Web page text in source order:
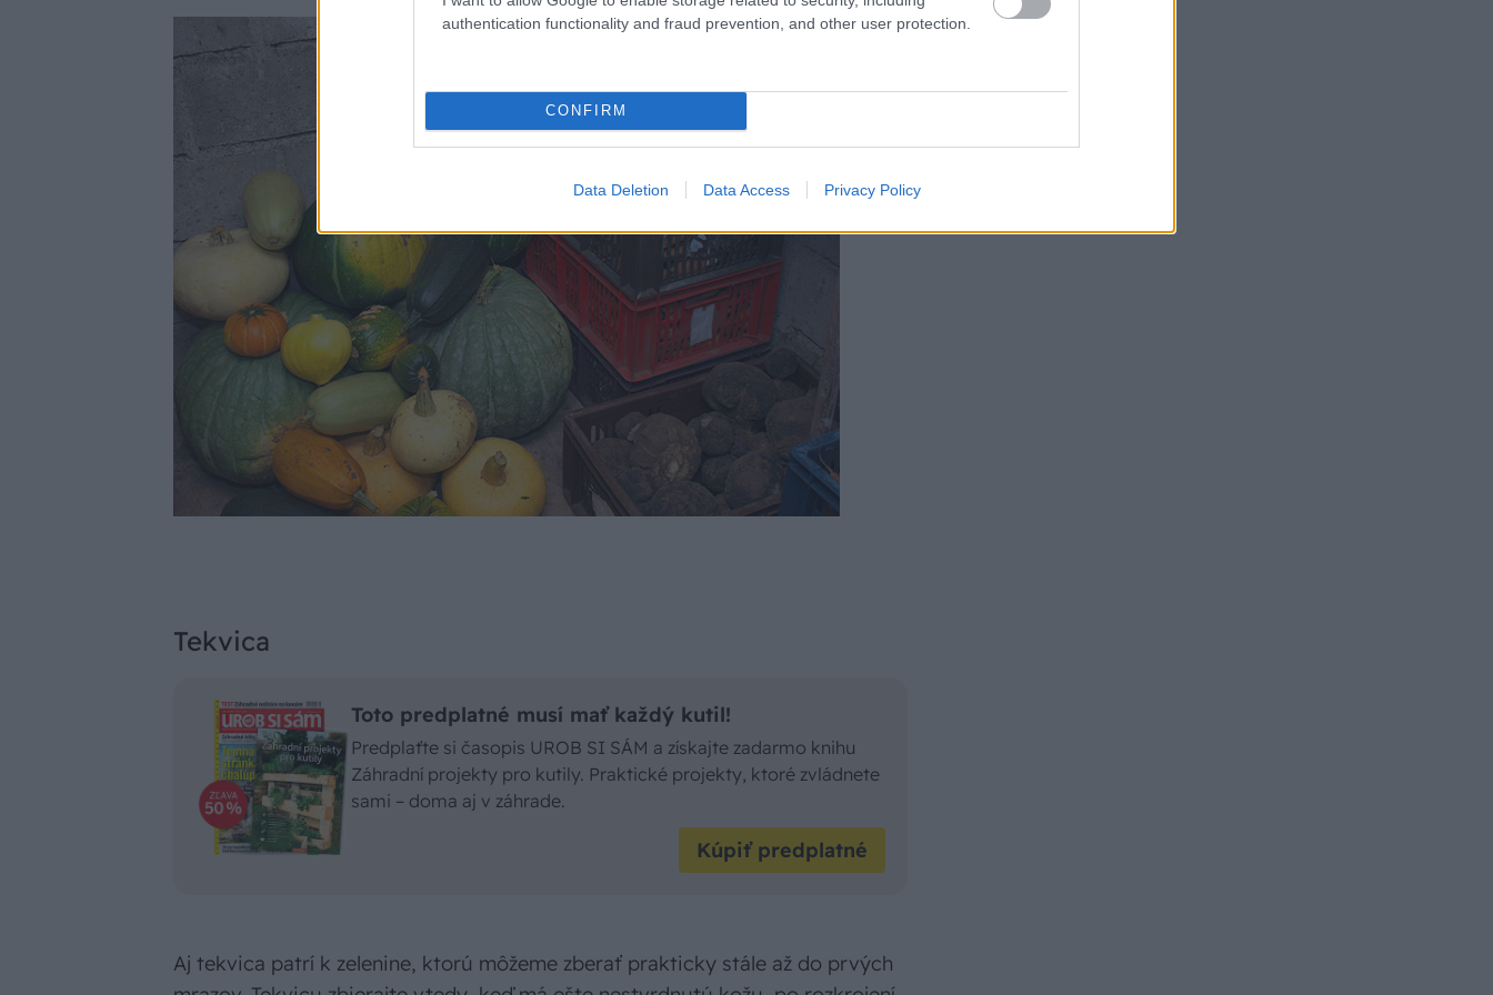
authentication functionality and fraud prevention, and other user protection.
CONFIRM
Data Deletion Data Access Privacy Policy
Tekvica
Toto predplatné musí mať každý kutil!
Predplaťte si časopis UROB SI SÁM a získajte zadarmo knihu
Záhradní projekty pro kutily. Praktické projekty, ktoré zvládnete
sami – doma aj v záhrade.
Kúpiť predplatné
Aj tekvica patrí k zelenine, ktorú môžeme zberať prakticky stále až do prvých